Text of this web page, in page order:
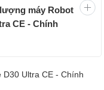
máy Robot
CE - Chính
Ultra CE - Chính